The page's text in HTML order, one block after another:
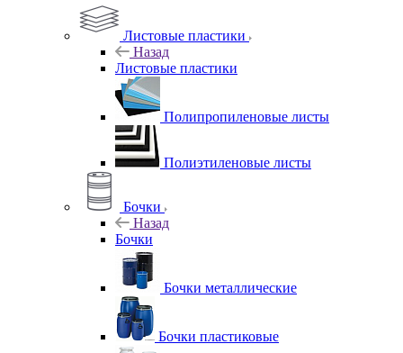
Листовые пластики
Назад
Листовые пластики
Полипропиленовые листы
Полиэтиленовые листы
Бочки
Назад
Бочки
Бочки металлические
Бочки пластиковые